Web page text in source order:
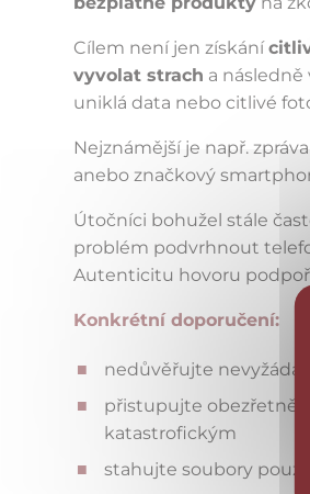
Cílem není jen získání
vyvolat strach a následně
uniklá data nebo citlivé
Nejznámější je např.
anebo značkový
Útočníci bohužel stále
problém podvrhnout
Autenticitu hovoru
Konkrétní doporučení:
nedůvěřujte
přistupujte obezřetně
katastrofickým
stahujte soubory